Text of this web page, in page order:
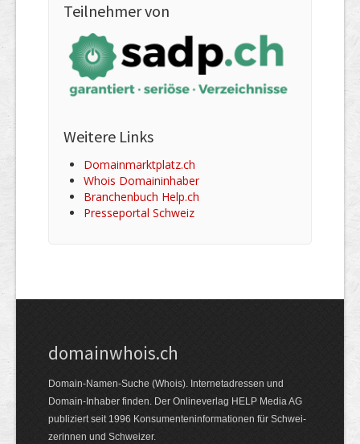
Teilnehmer von
Weitere Links
Domainmarktplatz.ch
Whois Domaininhaber
Branchenbuch Help.ch
Presseportal Schweiz
domainwhois.ch
Domain-Namen-Suche (Whois). Internet­adressen und
Domain-Inhaber finden. Der Online­verlag HELP Media AG
publiziert seit 1996 Konsumenten­informationen für Schwei­
zerinnen und Schweizer.